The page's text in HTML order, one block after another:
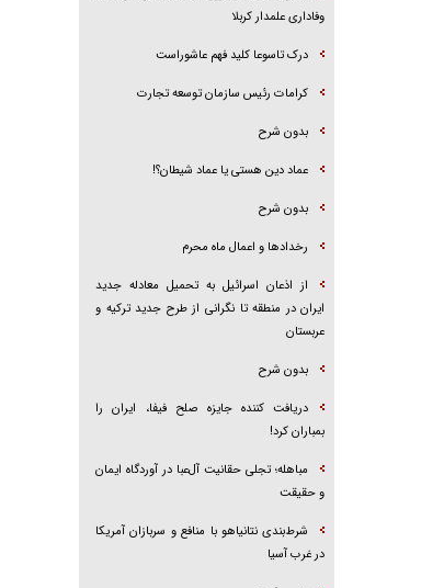
وفاداری علمدار کربلا
درک تاسوعا کلید فهم عاشوراست
کرامات رئیس سازمان توسعه تجارت
بدون شرح
عماد دین هستی یا عماد شیطان؟!
بدون شرح
رخداد‌ها و اعمال ماه محرم
از اذعان اسرائیل به تحمیل معادله جدید
ایران در منطقه تا نگرانی از طرح جدید ترکیه و
عربستان
بدون شرح
دریافت کننده جایزه صلح فیفا، ایران را
بمباران کرد!
مباهله؛ تجلی حقانیت آل‌عبا در آوردگاه ایمان
و حقیقت
شرط‌بندی نتانیاهو با منافع و سربازان آمریکا
در غرب آسیا